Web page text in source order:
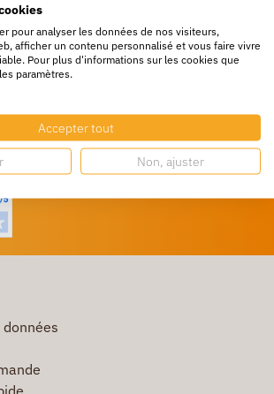
gratuite
d’achat
?
client à votre écoute
pour analyser les données de nos visiteurs,
afficher un contenu personnalisé et vous faire vivre
Pour plus d'informations sur les cookies que
paramètres.
Accepter tout
Non, ajuster